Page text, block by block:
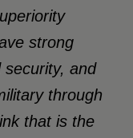
strong
security, and
through
that is the